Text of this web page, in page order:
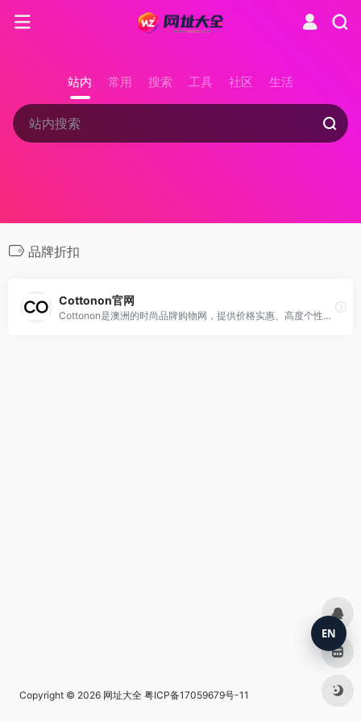
站内 常用 搜索 工具 社区 生活
品牌折扣
Cottonon官网
Cottonon是澳洲的时尚品牌购物网，提供价格实惠、高度个性化的新概念服饰，以经典设计展现现代生活方式。
Copyright © 2026 网址大全 粤ICP备17059679号-11
EN